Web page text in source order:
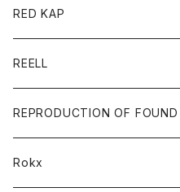
ロングスリーブＴシャツ
ジャケット
バッグ
キッズ
Tシャツ
帽子
グッズ
靴
バック
トップス
カットソー
ボトムス
カードホルダー
キーホルダー
財布
バック
RED KAP
REELL
パンツ
ショートパンツ
REPRODUCTION OF FOUND
Rokx